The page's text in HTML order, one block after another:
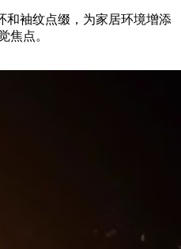
和袖纹点缀，为家居环境增添
焦点。